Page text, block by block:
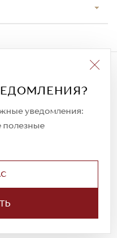
уведомления:
полезные
и
и возврат
Ред